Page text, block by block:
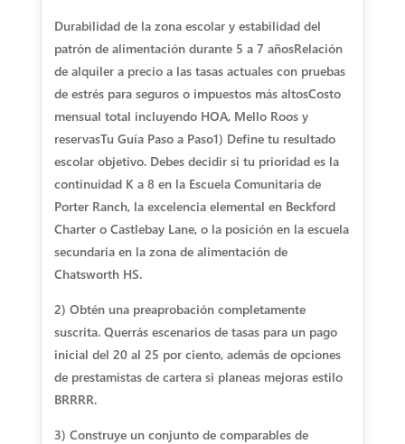
Durabilidad de la zona escolar y estabilidad del
patrón de alimentación durante 5 a 7 añosRelación
de alquiler a precio a las tasas actuales con pruebas
de estrés para seguros o impuestos más altosCosto
mensual total incluyendo HOA, Mello Roos y
reservasTu Guía Paso a Paso1) Define tu resultado
escolar objetivo. Debes decidir si tu prioridad es la
continuidad K a 8 en la Escuela Comunitaria de
Porter Ranch, la excelencia elemental en Beckford
Charter o Castlebay Lane, o la posición en la escuela
secundaria en la zona de alimentación de
Chatsworth HS.
2) Obtén una preaprobación completamente
suscrita. Querrás escenarios de tasas para un pago
inicial del 20 al 25 por ciento, además de opciones
de prestamistas de cartera si planeas mejoras estilo
BRRRR.
3) Construye un conjunto de comparables de